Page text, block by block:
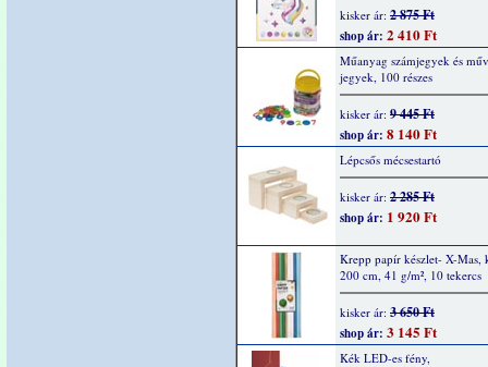
kisker ár: 2 875 Ft
shop ár: 2 410 Ft
Műanyag számjegyek és
jegyek, 100 részes
kisker ár: 9 445 Ft
shop ár: 8 140 Ft
Lépcsős mécsestartó
kisker ár: 2 285 Ft
shop ár: 1 920 Ft
Krepp papír készlet- X-Mas,
200 cm, 41 g/m², 10 tekercs
kisker ár: 3 650 Ft
shop ár: 3 145 Ft
Kék LED-es fény,